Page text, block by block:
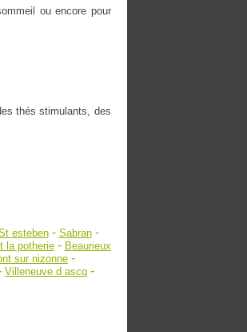
ou encore pour
thés stimulants, des
esteben- Sabran-
la potherie- Beaurieux
sur nizonne -
Villeneuve d ascq -